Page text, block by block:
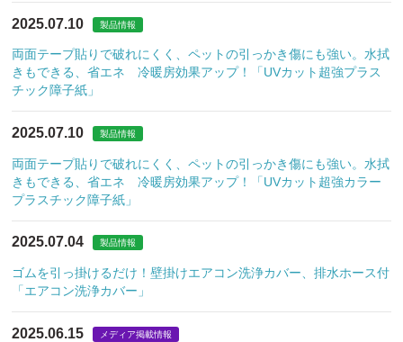
2025.07.10 製品情報
両面テープ貼りで破れにくく、ペットの引っかき傷にも強い。水拭
きもできる、省エネ 冷暖房効果アップ！「UVカット超強プラス
チック障子紙」
2025.07.10 製品情報
両面テープ貼りで破れにくく、ペットの引っかき傷にも強い。水拭
きもできる、省エネ 冷暖房効果アップ！「UVカット超強カラー
プラスチック障子紙」
2025.07.04 製品情報
ゴムを引っ掛けるだけ！壁掛けエアコン洗浄カバー、排水ホース付
「エアコン洗浄カバー」
2025.06.15 メディア掲載情報